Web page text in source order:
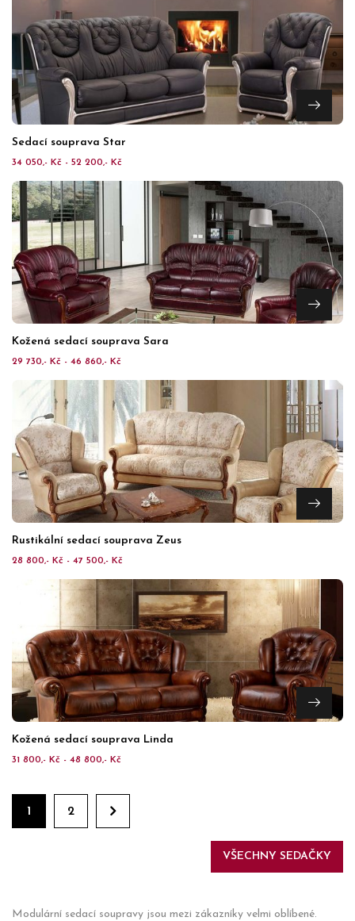
Sedací souprava Star
34 050,- Kč - 52 200,- Kč
Kožená sedací souprava Sara
29 730,- Kč - 46 860,- Kč
Rustikální sedací souprava Zeus
28 800,- Kč - 47 500,- Kč
Kožená sedací souprava Linda
31 800,- Kč - 48 800,- Kč
1 2
VŠECHNY SEDAČKY
Modulární sedací soupravy jsou mezi zákazníky velmi oblíbené.